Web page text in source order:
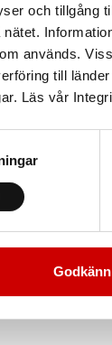
och tillgång
används.
till
Läs vår